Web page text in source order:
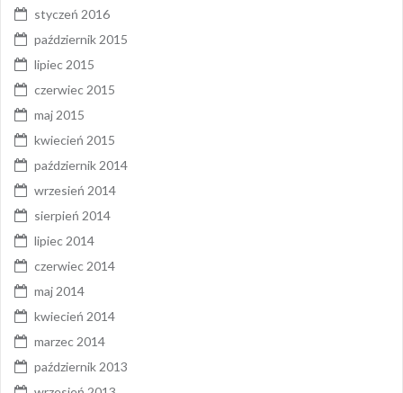
styczeń 2016
październik 2015
lipiec 2015
czerwiec 2015
maj 2015
kwiecień 2015
październik 2014
wrzesień 2014
sierpień 2014
lipiec 2014
czerwiec 2014
maj 2014
kwiecień 2014
marzec 2014
październik 2013